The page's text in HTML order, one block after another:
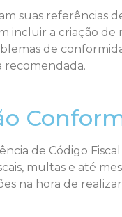
suas referências
a criação de
de
recomendada.
de Código
multas e até
na hora de